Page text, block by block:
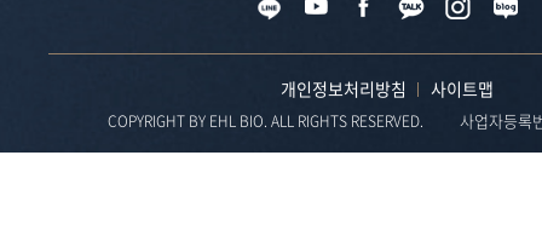
개인정보처리방침 사이트맵
COPYRIGHT BY EHL BIO. ALL RIGHTS RESERVED. 사업자등록